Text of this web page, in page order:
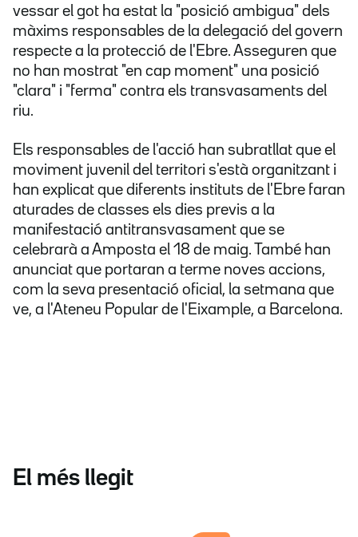
vessar el got ha estat la "posició ambigua" dels
màxims responsables de la delegació del govern
respecte a la protecció de l'Ebre. Asseguren que
no han mostrat "en cap moment" una posició
"clara" i "ferma" contra els transvasaments del
riu.
Els responsables de l'acció han subratllat que el
moviment juvenil del territori s'està organitzant i
han explicat que diferents instituts de l'Ebre faran
aturades de classes els dies previs a la
manifestació antitransvasament que se
celebrarà a Amposta el 18 de maig. També han
anunciat que portaran a terme noves accions,
com la seva presentació oficial, la setmana que
ve, a l'Ateneu Popular de l'Eixample, a Barcelona.
El més llegit